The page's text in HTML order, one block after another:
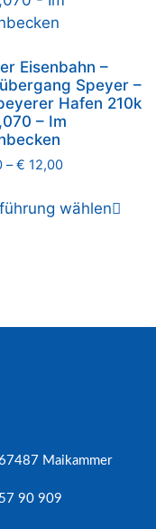
Eisenbahn –
Speyer –
Hafen 210k
– Im
–€ 12,00
wählen
Maikammer
90 909